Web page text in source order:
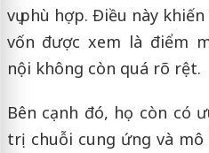
vụ phù hợp. Điều này
vốn được xem là điểm
nội không còn quá rõ rệt.
Bên cạnh đó, họ còn có
trị chuỗi cung ứng và